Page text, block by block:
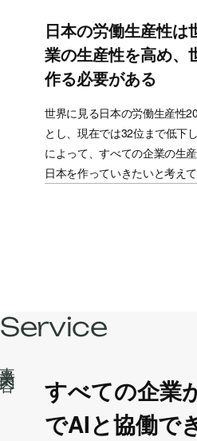
日本の労働生産性は
業の生産性を高め、
作る必要がある
世界に見る日本の労働生産性
とし、現在では32位まで低下
によって、すべての企業の生
日本を作っていきたいと考えて
Service
すべての企業
でAIと協働で